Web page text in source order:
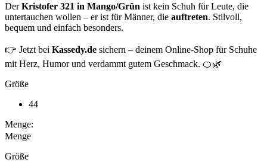
DerKristofer 321 in Mango/Grün ist kein Schuh für Leute, die
untertauchen wollen – er ist für Männer, die auftreten. Stilvoll,
bequem und einfach besonders.
👉 Jetzt bei Kassedy.de sichern – deinem Online-Shop für Schuhe
mit Herz, Humor und verdammt gutem Geschmack. 🍊🌿
Größe
44
Menge:
Menge
Größe